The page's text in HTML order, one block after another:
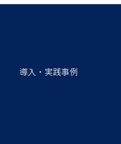
導入・実践事例